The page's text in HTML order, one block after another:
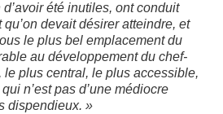
été inutiles, ont conduit
devait désirer atteindre, et
le plus bel emplacement du
au développement du chef-
le plus central, le plus accessible,
n’est pas d’une médiocre
dispendieux. »